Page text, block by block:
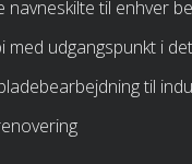
navneskilte til enhver
med udgangspunkt i
til